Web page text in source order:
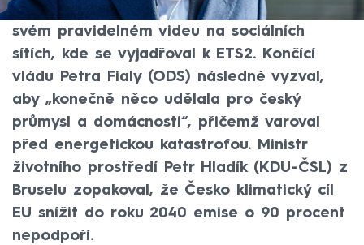
Předseda hnutí ANO Andrej Babiš to řekl ve
svém pravidelném videu na sociálních
sítích, kde se vyjadřoval k ETS2. Končící
vládu Petra Fialy (ODS) následně vyzval,
aby „konečně něco udělala pro český
průmysl a domácnosti“, přičemž varoval
před energetickou katastrofou. Ministr
životního prostředí Petr Hladík (KDU-ČSL) z
Bruselu zopakoval, že Česko klimatický cíl
EU snížit do roku 2040 emise o 90 procent
nepodpoří.